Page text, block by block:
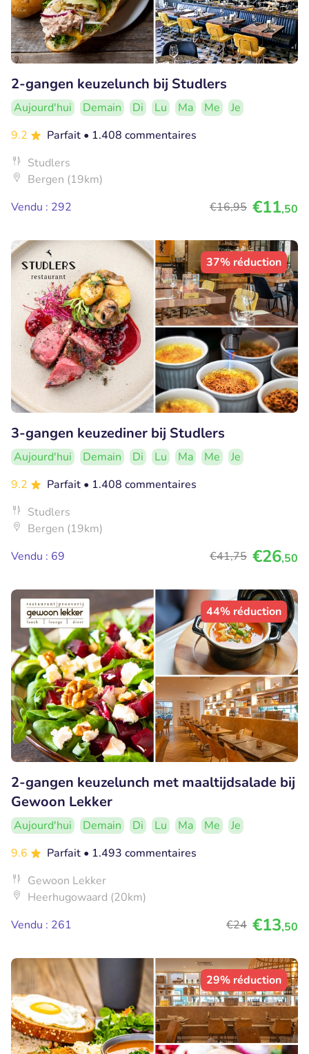
2-gangen keuzelunch bij Studlers
Aujourd'hui Demain Di Lu Ma Me
Je
9.2
Parfait • 1.408 commentaires
Studlers
Bergen (19km)
Vendu : 292
€16,95 €11,50
37% réduction
3-gangen keuzediner bij Studlers
Aujourd'hui Demain Di Lu Ma Me
Je
9.2
Parfait • 1.408 commentaires
Studlers
Bergen (19km)
Vendu : 69
€41,75 €26,50
44% réduction
2-gangen keuzelunch met maaltijdsalade bij
Gewoon Lekker
Aujourd'hui Demain Di Lu Ma Me
Je
9.6
Parfait • 1.493 commentaires
Gewoon Lekker
Heerhugowaard (20km)
Vendu : 261
€24 €13,50
29% réduction